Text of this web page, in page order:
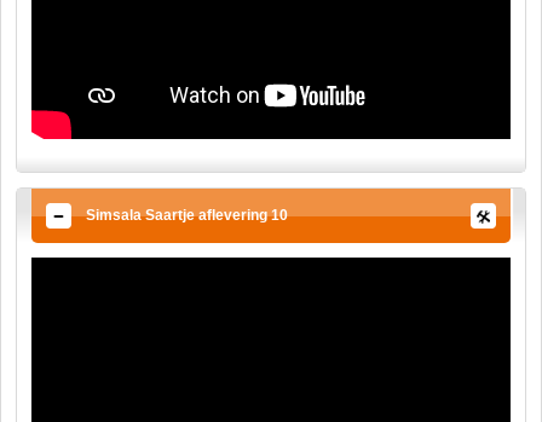
Simsala Saartje aflevering 10